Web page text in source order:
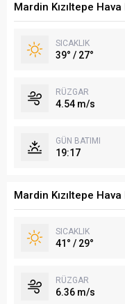
Mardin Kızıltepe
SICAKLIK
39° / 27°
RÜZGAR
4.54 m/s
GÜN BATIMI
19:17
Mardin Kızıltepe
SICAKLIK
41° / 29°
RÜZGAR
6.36 m/s